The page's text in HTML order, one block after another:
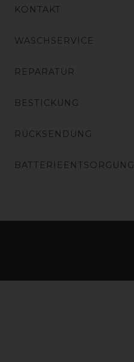
KONTAKT
WASCHSERVICE
REPARATUR
BESTICKUNG
RÜCKSENDUNG
BATTERIEENTSORGUNG